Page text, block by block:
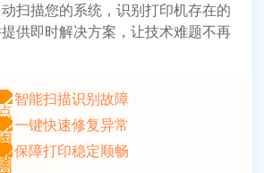
扫描您的系统，识别打印机存在的
供即时解决方案，让技术难题不再
智能扫描识别故障
一键快速修复异常
保障打印稳定顺畅
指导，真的非常实用。